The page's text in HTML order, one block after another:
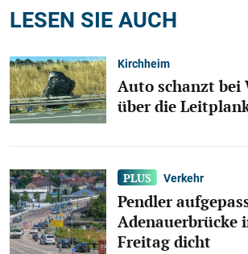
LESEN SIE AUCH
Kirchheim
Auto schanzt bei
über die
Verkehr
Pendler
Adenauerbrücke
Freitag dicht